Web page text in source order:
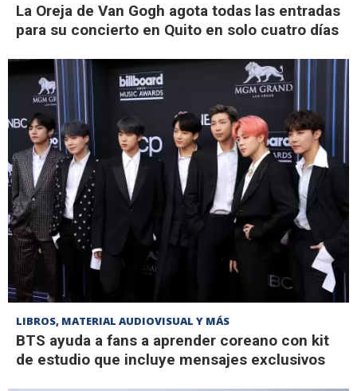
La Oreja de Van Gogh agota todas las entradas
para su concierto en Quito en solo cuatro días
LIBROS, MATERIAL AUDIOVISUAL Y MÁS
BTS ayuda a fans a aprender coreano con kit
de estudio que incluye mensajes exclusivos